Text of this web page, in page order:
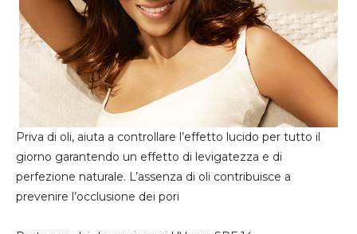
Priva di oli, aiuta a controllare l’effetto lucido per tutto il
giorno garantendo un effetto di levigatezza e di
perfezione naturale. L’assenza di oli contribuisce a
prevenire l’occlusione dei pori